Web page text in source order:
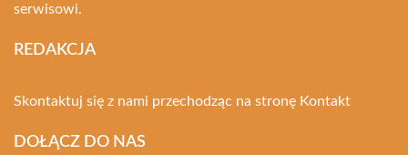
serwisowi.
REDAKCJA
Skontaktuj się z nami przechodząc na stronę Kontakt
DOŁĄCZ DO NAS